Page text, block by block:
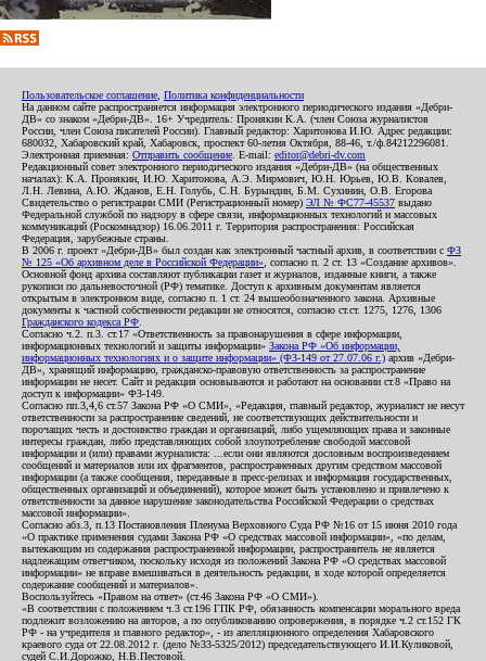
Пользовательское соглашение Политика конфиденциальности
На данном сайте распространяется информация электронного периодического издания «Дебри-
ДВ» со знаком «Дебри-ДВ». 16+ Учредитель: Пронякин К.А. (член Союза журналистов
России, член Союза писателей России). Главный редактор: Харитонова И.Ю. Адрес редакции:
680032, Хабаровский край, Хабаровск, проспект 60-летия Октября, 88-46, т./ф.84212296081.
Электронная приемная: Отправить сообщение . E-mail: editor@debri-dv.com
Редакционный совет электронного периодического издания «Дебри-ДВ» (на общественных
началах): К.А. Пронякин, И.Ю. Харитонова, А.Э. Мирмович, Ю.Н. Юрьев, Ю.В. Ковалев,
Л.Н. Левина, А.Ю. Жданов, Е.Н. Голубь, С.Н. Бурындин, Б.М. Сухинин, О.В. Егорова
Свидетельство о регистрации СМИ (Регистрационный номер) ЭЛ № ФС77-45537 выдано
Федеральной службой по надзору в сфере связи, информационных технологий и массовых
коммуникаций (Роскомнадзор) 16.06.2011 г. Территория распространения: Российская
Федерация, зарубежные страны.
В 2006 г. проект «Дебри-ДВ» был создан как электронный частный архив, в соответствии с ФЗ
№ 125 «Об архивном деле в Российской Федерации» , согласно п. 2 ст. 13 «Создание архивов».
Основной фонд архива составляют публикации газет и журналов, изданные книги, а также
рукописи по дальневосточной (РФ) тематике. Доступ к архивным документам является
открытым в электронном виде, согласно п. 1 ст. 24 вышеобозначенного закона. Архивные
документы к частной собственности редакции не относятся, согласно ст.ст. 1275, 1276, 1306
Гражданского кодекса РФ
Согласно ч.2. п.3. ст.17 «Ответственность за правонарушения в сфере информации,
информационных технологий и защиты информации» Закона РФ «Об информации,
информационных технологиях и о защите информации» (ФЗ-149 от 27.07.06 г.) архив «Дебри-
ДВ», хранящий информацию, гражданско-правовую ответственность за распространение
информации не несет. Сайт и редакция основываются и работают на основании ст.8 «Право на
доступ к информации» ФЗ-149.
Согласно пп.3,4,6 ст.57 Закона РФ «О СМИ», «Редакция, главный редактор, журналист не несут
ответственности за распространение сведений, не соответствующих действительности и
порочащих честь и достоинство граждан и организаций, либо ущемляющих права и законные
интересы граждан, либо представляющих собой злоупотребление свободой массовой
информации и (или) правами журналиста: ...если они являются дословным воспроизведением
сообщений и материалов или их фрагментов, распространенных другим средством массовой
информации (а также сообщения, переданные в пресс-релизах и информация государственных,
общественных организаций и объединений), которое может быть установлено и привлечено к
ответственности за данное нарушение законодательства Российской Федерации о средствах
массовой информации».
Согласно абз.3, п.13 Постановления Пленума Верховного Суда РФ №16 от 15 июня 2010 года
«О практике применения судами Закона РФ «О средствах массовой информации», «по делам,
вытекающим из содержания распространенной информации, распространитель не является
надлежащим ответчиком, поскольку исходя из положений Закона РФ «О средствах массовой
информации» не вправе вмешиваться в деятельность редакции, в ходе которой определяется
содержание сообщений и материалов».
Воспользуйтесь «Правом на ответ» (ст.46 Закона РФ «О СМИ»).
«В соответствии с положением ч.3 ст.196 ГПК РФ, обязанность компенсации морального вреда
подлежит возложению на авторов, а по опубликованию опровержения, в порядке ч.2 ст.152 ГК
РФ - на учредителя и главного редактор», - из апелляционного определения Хабаровского
краевого суда от 22.08.2012 г. (дело №33-5325/2012) председательствующего И.И.Куликовой,
судей С.И.Дорожко, Н.В.Пестовой.